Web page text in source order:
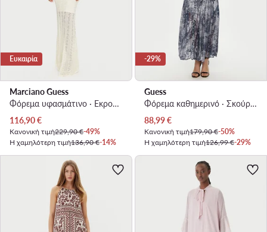
Ευκαιρία
Marciano Guess
Φόρεμα υφασμάτινο · Εκρού · Maxi
Τρέχουσα τιμή
116,90€
Κανονική τιμή229,90 €-49%
Η χαμηλότερη τιμή136,90 €-14%
-29%
Guess
Φόρεμα καθημερινό · Σκούρο μπλε · Maxi
Τρέχουσα τιμή
88,99€
Κανονική τιμή179,90 €-50%
Η χαμηλότερη τιμή126,99 €-29%